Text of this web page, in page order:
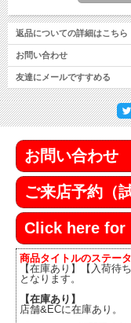
返品についての詳細はこちら
お問い合わせ
友達にメールですすめる
お問い合わせ
ご来店予約（
Click here
商品タイトルのステー
【在庫あり】【入荷待
となります。
【在庫あり】
店舗&ECに在庫あり。